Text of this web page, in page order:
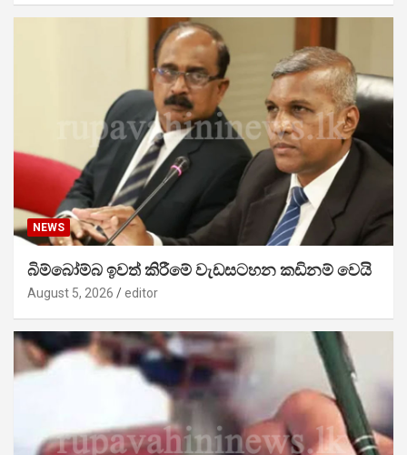
NEWS
බිම්බෝම්බ ඉවත් කිරීමේ වැඩසටහන කඩිනම් වෙයි
August 5, 2026 editor